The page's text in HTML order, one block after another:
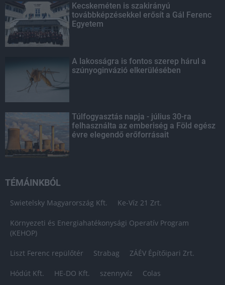
Kecskeméten is szakirányú
továbbképzésekkel erősít a Gál Ferenc
Egyetem
A lakosságra is fontos szerep hárul a
szúnyoginvázió elkerülésében
Túlfogyasztás napja - július 30-ra
felhasználta az emberiség a Föld egész
évre elegendő erőforrásait
TÉMÁINKBÓL
Swietelsky Magyarország Kft. Ke-Víz 21 Zrt.
Környezeti és Energiahatékonysági Operatív Program
(KEHOP)
Liszt Ferenc repülőtér Strabag ZÁÉV Építőipari Zrt.
Hódút Kft. HE-DO Kft. szennyvíz Colas